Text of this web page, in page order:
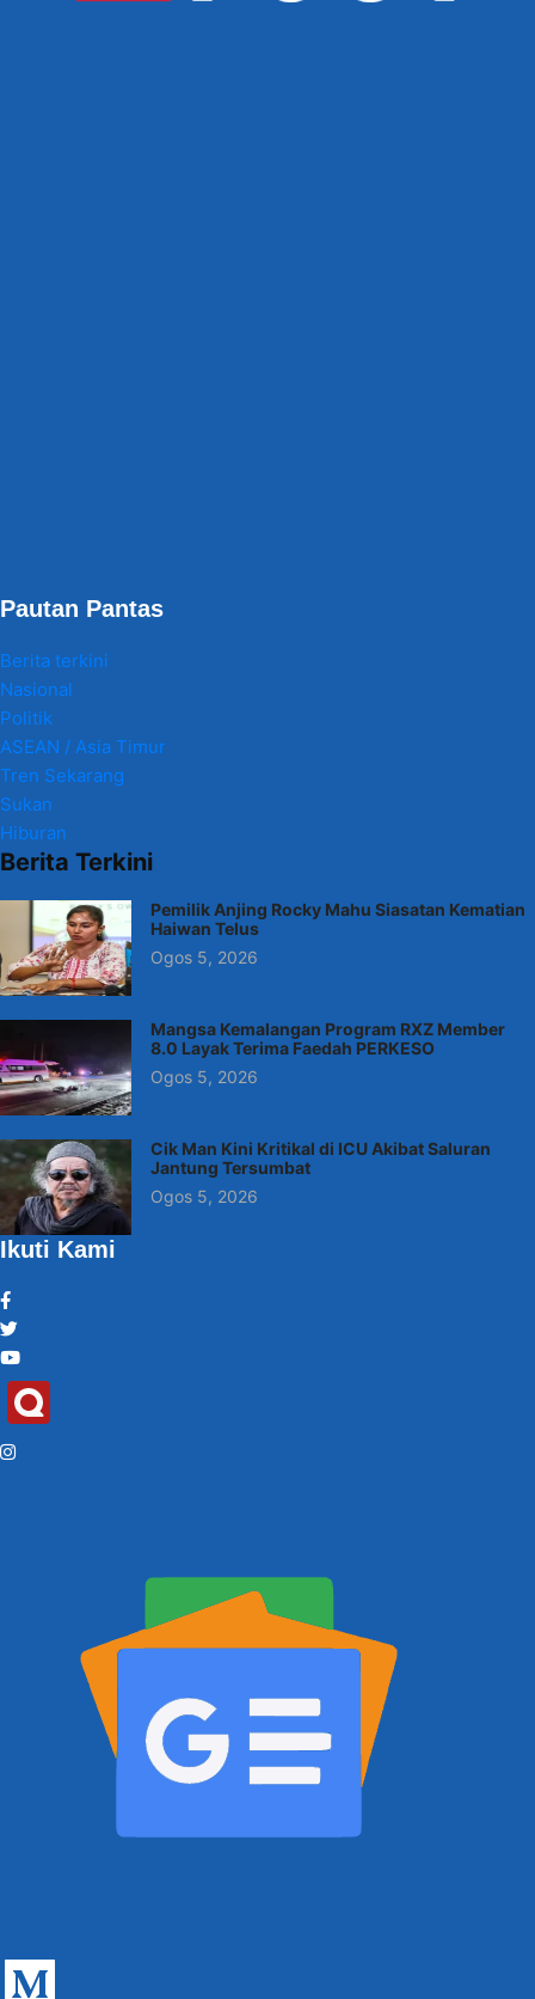
Pautan Pantas
Berita terkini
Nasional
Politik
ASEAN / Asia Timur
Tren Sekarang
Sukan
Hiburan
Berita Terkini
Pemilik Anjing Rocky Mahu Siasatan Kematian
Haiwan Telus
Ogos 5, 2026
Mangsa Kemalangan Program RXZ Member
8.0 Layak Terima Faedah PERKESO
Ogos 5, 2026
Cik Man Kini Kritikal di ICU Akibat Saluran
Jantung Tersumbat
Ogos 5, 2026
Ikuti Kami